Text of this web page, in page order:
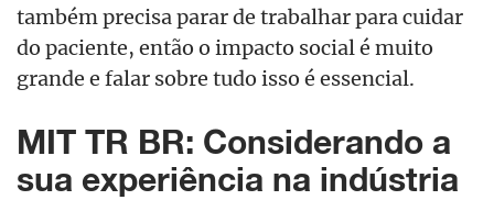
também precisa parar de trabalhar para cuidar
do paciente, então o impacto social é muito
grande e falar sobre tudo isso é essencial.
MIT TR BR: Considerando a
sua experiência na indústria